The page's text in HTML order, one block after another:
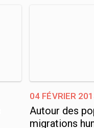
04 février
Autour des
migrations